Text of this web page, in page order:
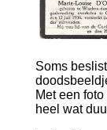
Soms
Met een
heel wat